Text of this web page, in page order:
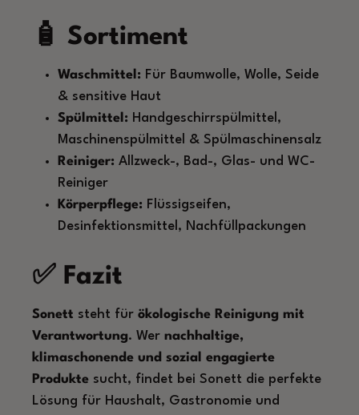
🧴 Sortiment
Waschmittel: Für Baumwolle, Wolle, Seide
& sensitive Haut
Spülmittel: Handgeschirrspülmittel,
Maschinenspülmittel & Spülmaschinensalz
Reiniger: Allzweck-, Bad-, Glas- und WC-
Reiniger
Körperpflege: Flüssigseifen,
Desinfektionsmittel, Nachfüllpackungen
✅ Fazit
Sonett steht für ökologische Reinigung mit
Verantwortung. Wer nachhaltige,
klimaschonende und sozial engagierte
Produkte sucht, findet bei Sonett die perfekte
Lösung für Haushalt, Gastronomie und